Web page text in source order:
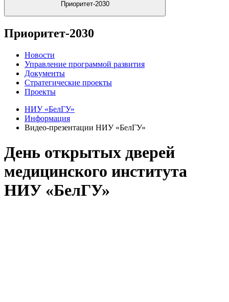
Приоритет-2030
Приоритет-2030
Новости
Управление программой развития
Документы
Стратегические проекты
Проекты
НИУ «БелГУ»
Информация
Видео-презентации НИУ «БелГУ»
День открытых дверей
медицинского института
НИУ «БелГУ»